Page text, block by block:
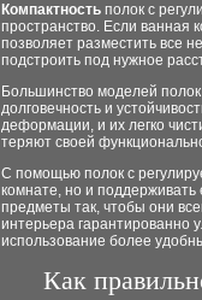
Компактность полок с
пространство. Если ванная
позволяет разместить все
подстроить под нужное
Большинство моделей
долговечность и
деформации, и их легко
теряют своей
С помощью полок с
комнате, но и поддерживать
предметы так, чтобы они
интерьера гарантированно
использование более
Как